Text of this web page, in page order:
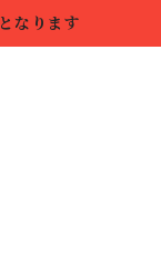
なります